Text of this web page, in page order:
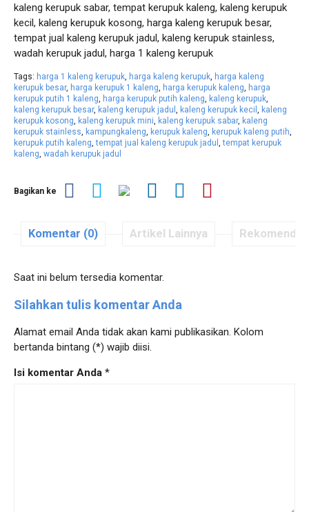
kaleng kerupuk sabar, tempat kerupuk kaleng, kaleng kerupuk
kecil, kaleng kerupuk kosong, harga kaleng kerupuk besar,
tempat jual kaleng kerupuk jadul, kaleng kerupuk stainless,
wadah kerupuk jadul, harga 1 kaleng kerupuk
Tags: harga 1 kaleng kerupuk harga kaleng kerupuk harga kaleng
kerupuk besar, harga kerupuk 1 kaleng harga kerupuk kaleng
harga
kerupuk putih 1 kaleng
harga kerupuk putih kaleng kaleng kerupuk
kaleng kerupuk besar, kaleng kerupuk jadul kaleng kerupuk kecil
kaleng
kerupuk kosong
kaleng kerupuk mini kaleng kerupuk sabar, kaleng
kerupuk stainless
kampungkaleng kerupuk kaleng kerupuk kaleng putih
kerupuk putih kaleng ,tempat jual kaleng kerupuk jadul ,tempat kerupuk
kaleng wadah kerupuk jadul
Bagikan ke
Komentar (0) Artikel Lainnya
Saat ini belum tersedia komentar.
Silahkan tulis komentar Anda
Alamat email Anda tidak akan kami publikasikan. Kolom
bertanda bintang (*) wajib diisi.
Isi komentar Anda *